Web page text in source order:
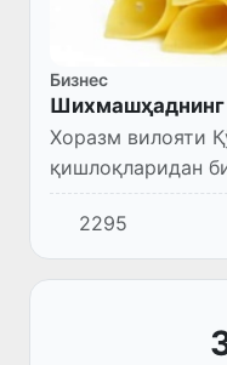
Бизнес
Шихмашҳаднинг
Хоразм вилояти
қишлоқларидан
эндиликда
мазали ва юқори
қилмоқда.
2295